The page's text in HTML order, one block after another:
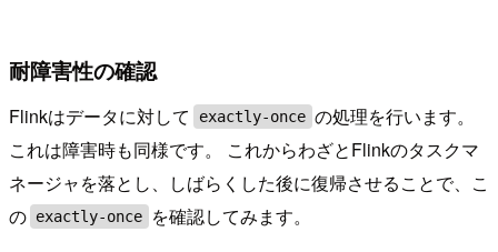
耐障害性の確認
Flinkはデータに対して exactly-once の処理を行います。
これは障害時も同様です。 これからわざとFlinkのタスクマ
ネージャを落とし、しばらくした後に復帰させることで、こ
の exactly-once を確認してみます。